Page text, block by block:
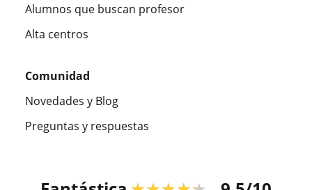
Alumnos que buscan profesor
Alta centros
Comunidad
Novedades y Blog
Preguntas y respuestas